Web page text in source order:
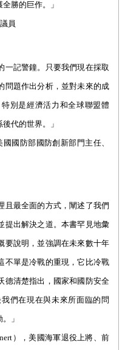
勝的巨作。」
員
一記警鐘。只要我們現在採取
問題作出分析，並對未來的成
別是經濟活力和全球聯盟體
代的世界。」
國國防部國防創新部門主任、
且最全面的方式，闡述了我們
提出解決之道。本書罕見地彙
要說明，並強調在未來數十年
不單是冷戰的重現，它比冷戰
德清楚指出，國家和國防安全
們在現在與未來所面臨的問
」
），美國海軍退役上將、前